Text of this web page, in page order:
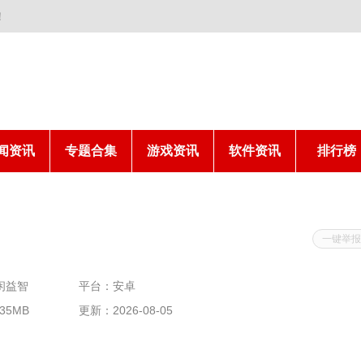
资讯 专题合集 游戏资讯 软件资讯 排行榜
一键举报
益智
平台：安卓
更新：2026-08-05